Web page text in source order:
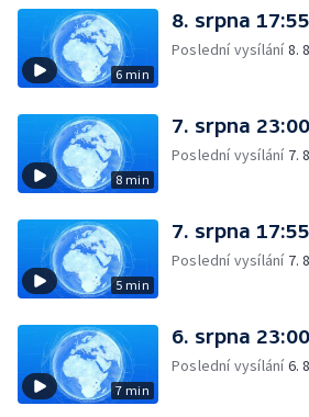
6 min
8. srpna 17:55
Poslední vysílání8.
8 min
7. srpna 23:00
Poslední vysílání 7.
5 min
7. srpna 17:55
Poslední vysílání 7.
7 min
6. srpna 23:00
Poslední vysílání6.